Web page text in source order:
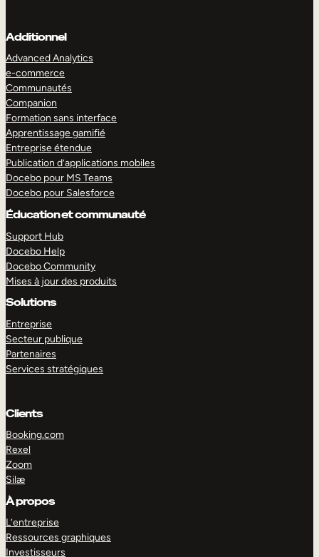
Additionnel
Advanced Analytics
e-commerce
Communautés
Companion
Formation sans interface
Apprentissage gamifié
Entreprise étendue
Publication d’applications mobiles
Docebo pour MS Teams
Docebo pour Salesforce
Éducation et communauté
Support Hub
Docebo Help
Docebo Community
Mises à jour des produits
Solutions
Entreprise
Secteur publique
Partenaires
Services stratégiques
Clients
Booking.com
Rexel
Zoom
Silæ
À propos
L’entreprise
Ressources graphiques
Investisseurs